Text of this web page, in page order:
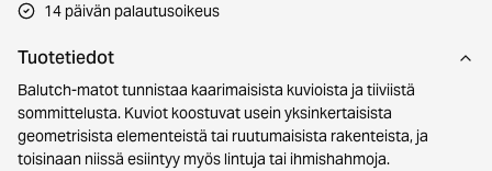
14 päivän palautusoikeus
Tuotetiedot
Balutch-matot tunnistaa kaarimaisista kuvioista ja tiiviistä
sommittelusta. Kuviot koostuvat usein yksinkertaisista
geometrisista elementeistä tai ruutumaisista rakenteista, ja
toisinaan niissä esiintyy myös lintuja tai ihmishahmoja.